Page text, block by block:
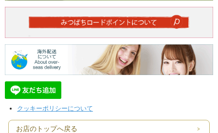
クッキーポリシーについて
お店のトップへ戻る